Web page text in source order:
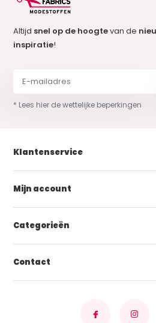
Altijd snel op de hoogtevan de
inspiratie!
* Lees hier de wettelijke beperkingen
Klantenservice
Mijn account
Categorieën
Contact